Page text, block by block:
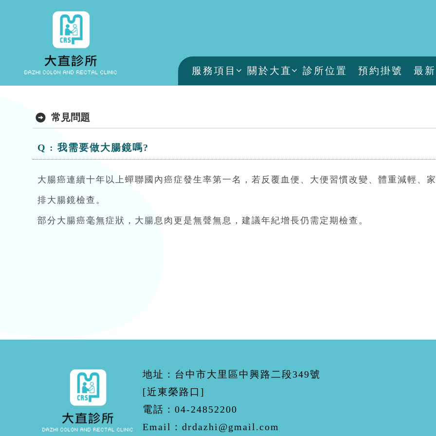
服務項目 關於大直 診所位置 預約掛號 最
常見問題
Q : 我需要做大腸鏡嗎?
大腸癌連續十年以上蟬聯國內癌症發生率第一名，若反覆血便、大便習慣改變、體重減輕、
排大腸鏡檢查。
部分大腸癌毫無症狀，大腸息肉更是無聲無息，建議年紀增長仍需定期檢查。
地址：台中市大里區中興路二段349號
[近東榮路口]
電話：04-24852200
Email：drdazhi@gmail.com